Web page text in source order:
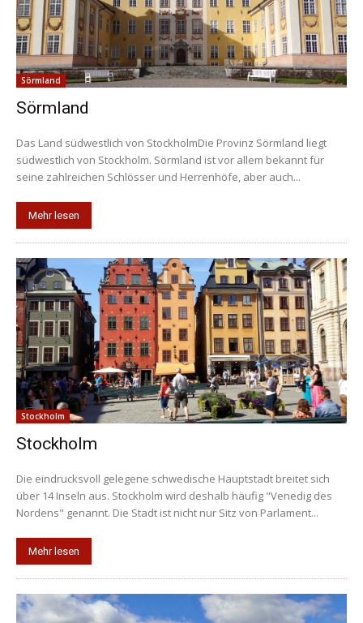
Sörmland
Sörmland
Das Land südwestlich von StockholmDie Provinz Sörmland liegt
südwestlich von Stockholm. Sörmland ist vor allem bekannt für
seine zahlreichen Schlösser und Herrenhöfe, aber auch...
Mehr lesen
Stockholm
Stockholm
Die eindrucksvoll gelegene schwedische Hauptstadt breitet sich
über 14 Inseln aus. Stockholm wird deshalb häufig "Venedig des
Nordens" genannt. Die Stadt ist nicht nur Sitz von Parlament...
Mehr lesen